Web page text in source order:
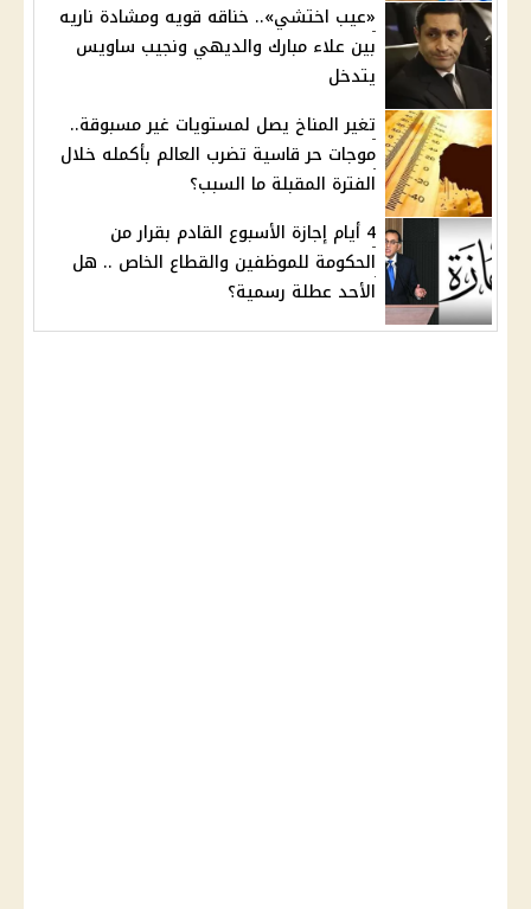
«عيب اختشي».. خناقه قويه ومشادة ناريه
بين علاء مبارك والديهي ونجيب ساويس
يتدخل
تغير المناخ يصل لمستويات غير مسبوقة..
موجات حر قاسية تضرب العالم بأكمله خلال
الفترة المقبلة ما السبب؟
4 أيام إجازة الأسبوع القادم بقرار من
الحكومة للموظفين والقطاع الخاص .. هل
الأحد عطلة رسمية؟